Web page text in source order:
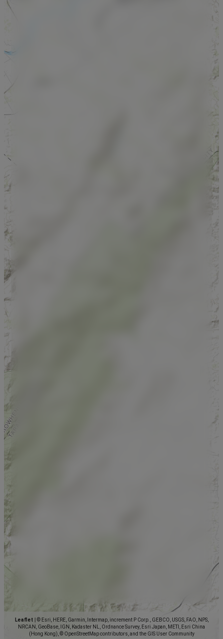
Leaflet
© Esri, HERE, Garmin, Intermap, increment P Corp., GEBCO, USGS, FAO, NPS,
NRCAN, GeoBase, IGN, Kadaster NL, Ordnance Survey, Esri Japan, METI, Esri China
(Hong Kong), © OpenStreetMap contributors, and the GIS User Community